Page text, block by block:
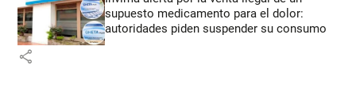
supuesto medicamento para el dolor:
autoridades piden suspender su consumo
share